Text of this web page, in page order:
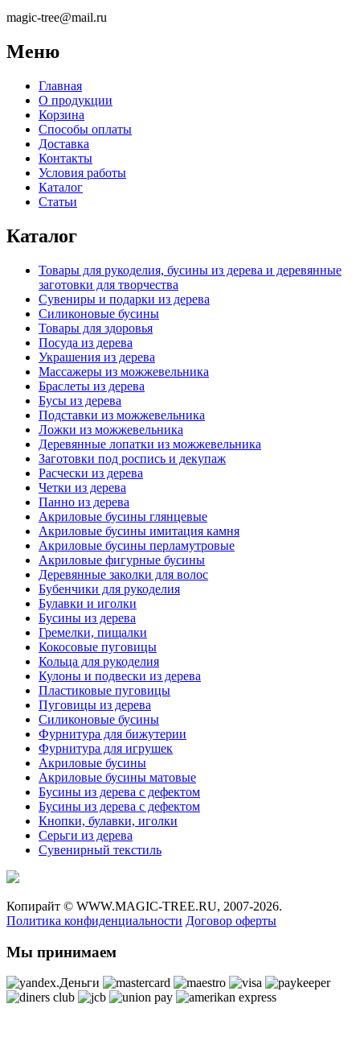
magic-tree@mail.ru
Меню
Главная
О продукции
Корзина
Способы оплаты
Доставка
Контакты
Условия работы
Каталог
Статьи
Каталог
Товары для рукоделия, бусины из дерева и деревянные
заготовки для творчества
Сувениры и подарки из дерева
Силиконовые бусины
Товары для здоровья
Посуда из дерева
Украшения из дерева
Массажеры из можжевельника
Браслеты из дерева
Бусы из дерева
Подставки из можжевельника
Ложки из можжевельника
Деревянные лопатки из можжевельника
Заготовки под роспись и декупаж
Расчески из дерева
Четки из дерева
Панно из дерева
Акриловые бусины глянцевые
Акриловые бусины имитация камня
Акриловые бусины перламутровые
Акриловые фигурные бусины
Деревянные заколки для волос
Бубенчики для рукоделия
Булавки и иголки
Бусины из дерева
Гремелки, пищалки
Кокосовые пуговицы
Кольца для рукоделия
Кулоны и подвески из дерева
Пластиковые пуговицы
Пуговицы из дерева
Силиконовые бусины
Фурнитура для бижутерии
Фурнитура для игрушек
Акриловые бусины
Акриловые бусины матовые
Бусины из дерева с дефектом
Бусины из дерева с дефектом
Кнопки, булавки, иголки
Серьги из дерева
Сувенирный текстиль
Копирайт © WWW.MAGIC-TREE.RU, 2007-2026.
Политика конфиденциальности Договор оферты
Мы принимаем